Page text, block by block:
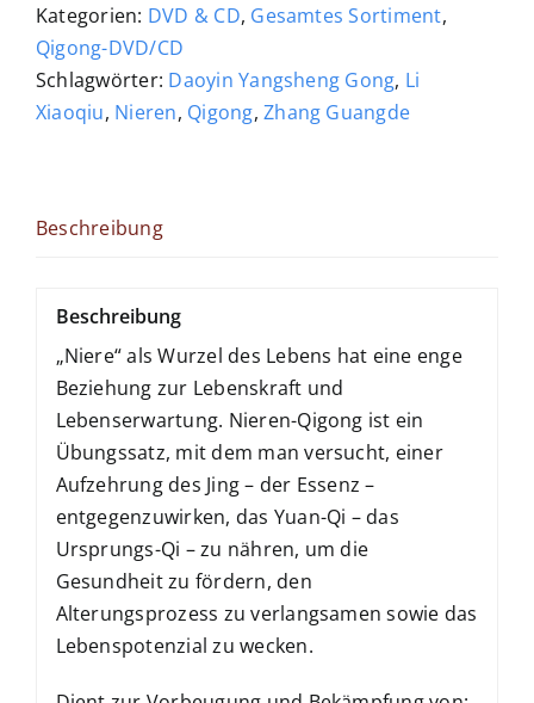
Kategorien: DVD & CD, Gesamtes Sortiment,
Qigong-DVD/CD
Schlagwörter: Daoyin Yangsheng Gong, Li
Xiaoqiu, Nieren, Qigong,Zhang Guangde
Beschreibung
Beschreibung
„Niere“ als Wurzel des Lebens hat eine enge
Beziehung zur Lebenskraft und
Lebenserwartung. Nieren-Qigong ist ein
Übungssatz, mit dem man versucht, einer
Aufzehrung des Jing – der Essenz –
entgegenzuwirken, das Yuan-Qi – das
Ursprungs-Qi – zu nähren, um die
Gesundheit zu fördern, den
Alterungsprozess zu verlangsamen sowie das
Lebenspotenzial zu wecken.